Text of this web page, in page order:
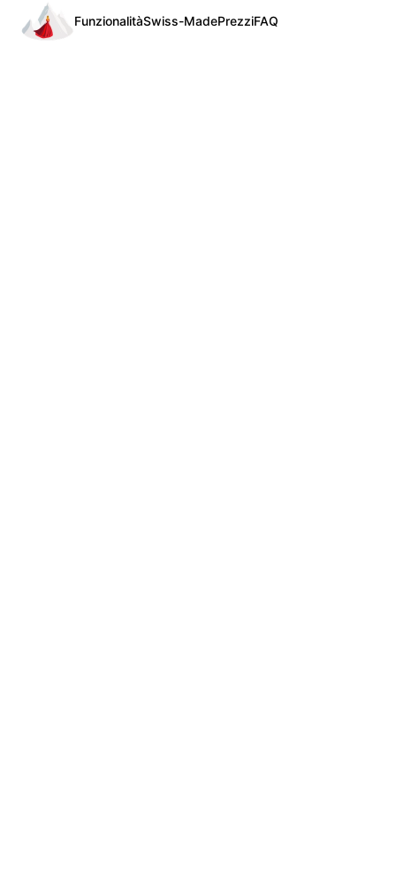
FunzionalitàSwiss-MadePrezziFAQ